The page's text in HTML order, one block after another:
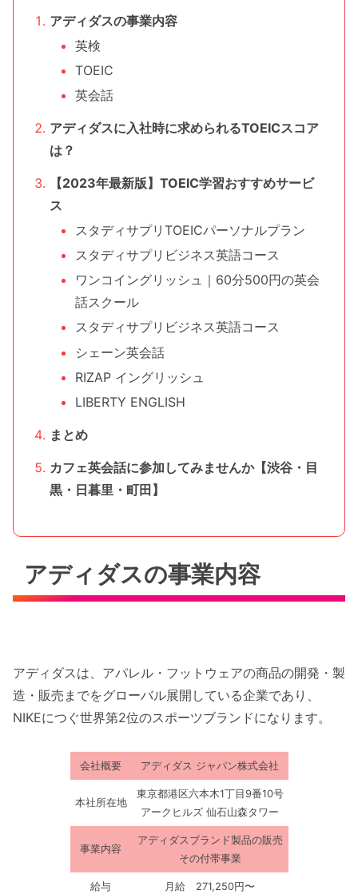
アディダスの事業内容
英検
TOEIC
英会話
アディダスに入社時に求められるTOEICスコア
は？
【2023年最新版】TOEIC学習おすすめサービ
ス
スタディサプリTOEICパーソナルプラン
スタディサプリビジネス英語コース
ワンコイングリッシュ｜60分500円の英会
話スクール
スタディサプリビジネス英語コース
シェーン英会話
RIZAP イングリッシュ
LIBERTY ENGLISH
まとめ
カフェ英会話に参加してみませんか【渋谷・目
黒・日暮里・町田】
アディダスの事業内容
アディダスは、アパレル・フットウェアの商品の開発・製
造・販売までをグローバル展開している企業であり、
NIKEにつぐ世界第2位のスポーツブランドになります。
会社概要 アディダス ジャパン株式会社
本社所在地
東京都港区六本木1丁目9番10号
アークヒルズ 仙石山森タワー
事業内容
アディダスブランド製品の販売
その付帯事業
給与 月給 271,250円〜